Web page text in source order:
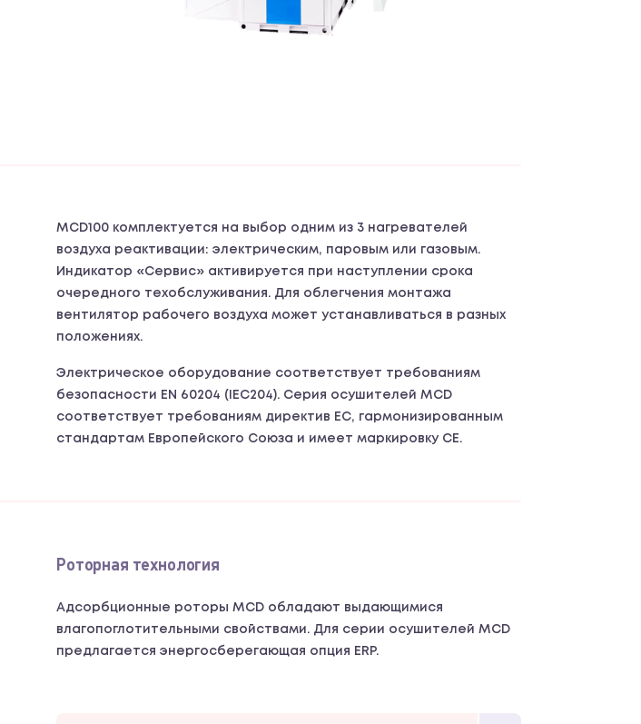
MCD100 комплектуется на выбор одним из 3 нагревателей
воздуха реактивации: электрическим, паровым или газовым.
Индикатор «Сервис» активируется при наступлении срока
очередного техобслуживания. Для облегчения монтажа
вентилятор рабочего воздуха может устанавливаться в разных
положениях.
Электрическое оборудование соответствует требованиям
безопасности EN 60204 (IEC204). Серия осушителей MCD
соответствует требованиям директив ЕС, гармонизированным
стандартам Европейского Союза и имеет маркировку CE.
Роторная технология
Адсорбционные роторы MCD обладают выдающимися
влагопоглотительными свойствами. Для серии осушителей MCD
предлагается энергосберегающая опция ERP.